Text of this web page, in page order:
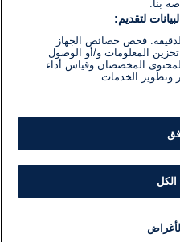
بنا.
لتقديم:
فحص خصائص الجهاز
المعلومات و/أو الوصول
المخصصان وقياس أداء
وتطوير الخدمات.